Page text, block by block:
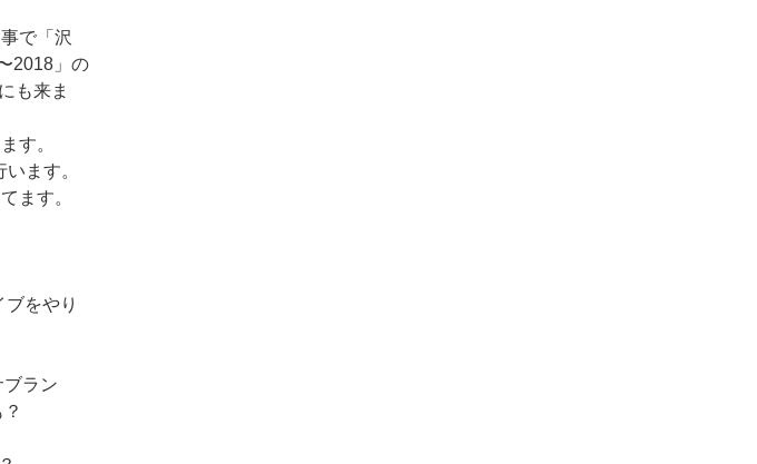
で「沢
2018」の
も来ま
す。
ます。
ます。
をやり
ラン